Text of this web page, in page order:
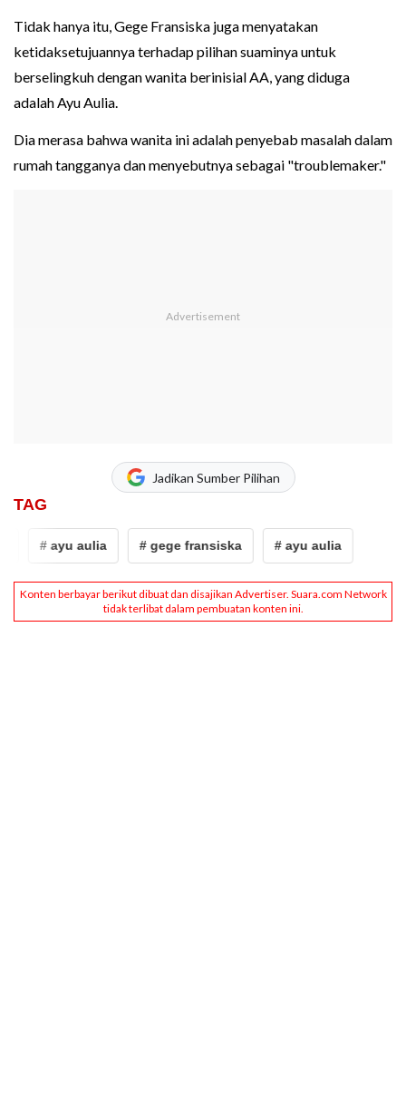
Tidak hanya itu, Gege Fransiska juga menyatakan
ketidaksetujuannya terhadap pilihan suaminya untuk
berselingkuh dengan wanita berinisial AA, yang diduga
adalah Ayu Aulia.
Dia merasa bahwa wanita ini adalah penyebab masalah dalam
rumah tangganya dan menyebutnya sebagai "troublemaker."
Jadikan Sumber Pilihan
TAG
# ayu aulia # gege fransiska # ayu aulia